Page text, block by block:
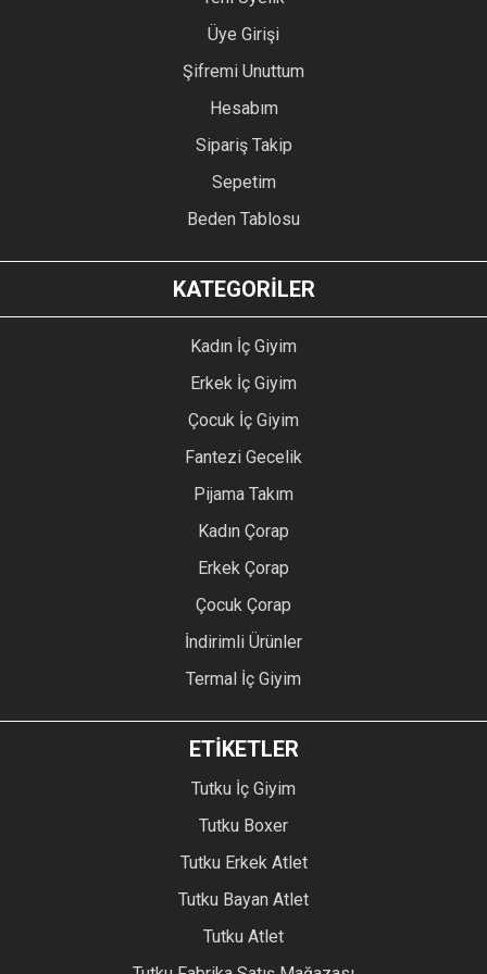
Üye Girişi
Şifremi Unuttum
Hesabım
Sipariş Takip
Sepetim
Beden Tablosu
KATEGORİLER
Kadın İç Giyim
Erkek İç Giyim
Çocuk İç Giyim
Fantezi Gecelik
Pijama Takım
Kadın Çorap
Erkek Çorap
Çocuk Çorap
İndirimli Ürünler
Termal İç Giyim
ETİKETLER
Tutku İç Giyim
Tutku Boxer
Tutku Erkek Atlet
Tutku Bayan Atlet
Tutku Atlet